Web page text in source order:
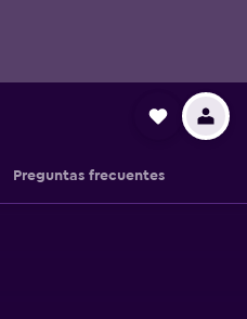
Preguntas frecuentes